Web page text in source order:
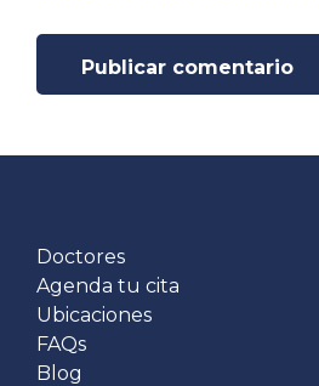
Doctores
Agenda tu cita
Ubicaciones
FAQs
Blog